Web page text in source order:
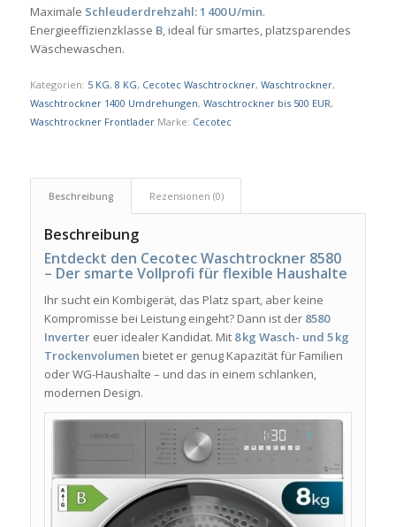
Maximale Schleuderdrehzahl: 1 400 U/min.
Energieeffizienzklasse B, ideal für smartes, platzsparendes
Wäschewaschen.
Kategorien: 5 KG, 8 KG, Cecotec Waschtrockner, Waschtrockner,
Waschtrockner 1400 Umdrehungen, Waschtrockner bis 500 EUR,
Waschtrockner Frontlader Marke: Cecotec
Beschreibung Rezensionen (0)
Beschreibung
Entdeckt den Cecotec Waschtrockner 8580
– Der smarte Vollprofi für flexible Haushalte
Ihr sucht ein Kombigerät, das Platz spart, aber keine
Kompromisse bei Leistung eingeht? Dann ist der 8580
Invertereuer idealer Kandidat. Mit 8 kg Wasch- und 5 kg
Trockenvolumen bietet er genug Kapazität für Familien
oder WG-Haushalte – und das in einem schlanken,
modernen Design.